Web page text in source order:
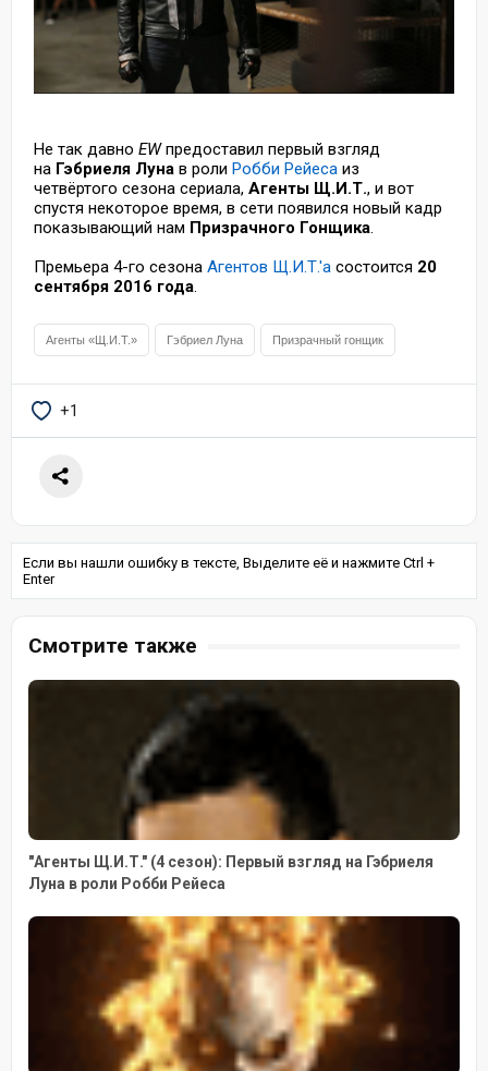
Не так давно EWпредоставил первый взгляд
на Гэбриеля Луна в роли Робби Рейеса из
четвёртого сезона сериала, Агенты Щ.И.Т., и вот
спустя некоторое время, в сети появился новый кадр
показывающий нам Призрачного Гонщика.
Премьера 4-го сезона Агентов Щ.И.Т.'а состоится 20
сентября 2016 года.
Агенты «Щ.И.Т.» Гэбриел Луна Призрачный гонщик
+1
Если вы нашли ошибку в тексте, Выделите её и нажмите Ctrl +
Enter
Смотрите также
"Агенты Щ.И.Т." (4 сезон): Первый взгляд на Гэбриеля
Луна в роли Робби Рейеса